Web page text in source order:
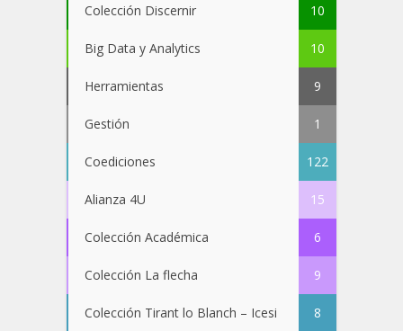
Colección Discernir 10
Big Data y Analytics 10
Herramientas 9
Gestión 1
Coediciones 122
Alianza 4U 15
Colección Académica 6
Colección La flecha 9
Colección Tirant lo Blanch – Icesi 8